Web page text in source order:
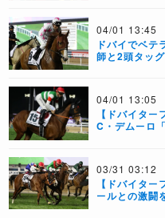
04/01 13:45
ドバイでベテ
師と2頭タッ
04/01 13:05
【ドバイター
C・デムーロ
03/31 03:12
【ドバイタ
ールとの激闘